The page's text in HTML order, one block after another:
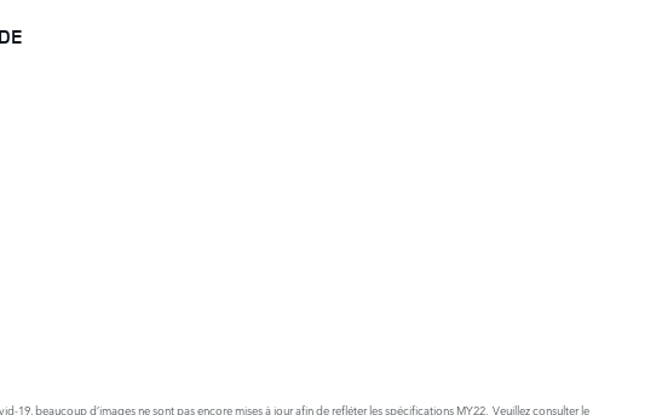
beaucoup d’images ne sont pas encore mises à jour afin de refléter les spécifications MY22. Veuillez consulter le